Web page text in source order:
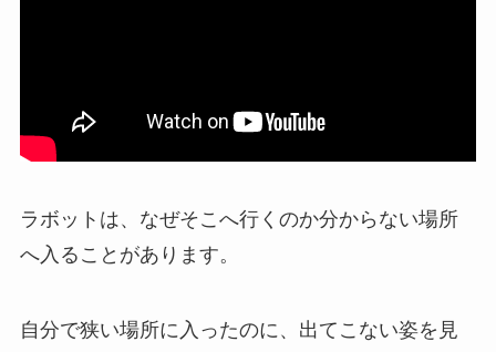
ラボットは、なぜそこへ行くのか分からない場所
へ入ることがあります。
自分で狭い場所に入ったのに、出てこない姿を見